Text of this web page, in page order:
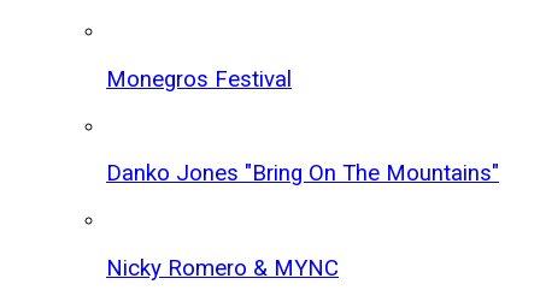
Monegros Festival
Danko Jones "Bring On The Mountains"
Nicky Romero & MYNC